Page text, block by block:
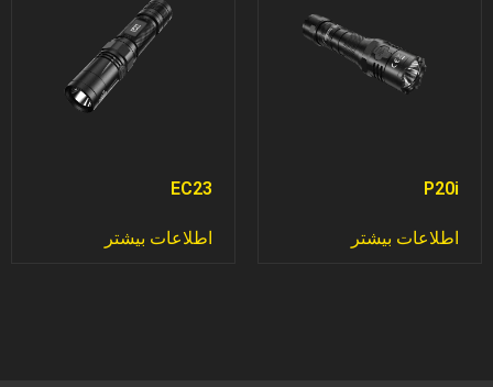
P20i
اطلاعات بیشتر
EC23
اطلاعات بیشتر